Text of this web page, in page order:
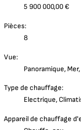
5 900 000,00 €
Pièces:
8
Vue:
Panoramique,
Type de chauffage:
Electrique,
Appareil de chauffage